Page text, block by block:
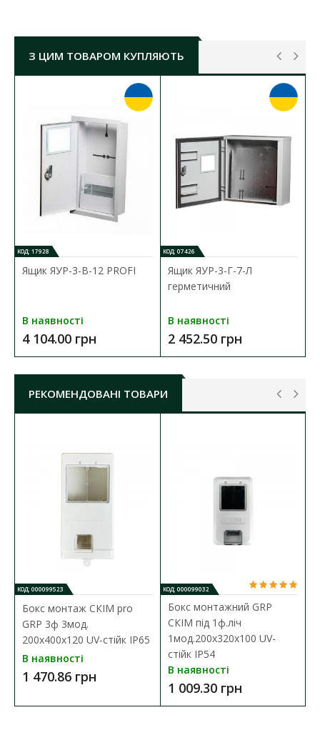
Матеріал корпусу:метал
Колір корпусу:білий
Габаритні розміри ГхШхВ:
Ступінь захисту:
IP54
З ЦИМ ТОВАРОМ КУПЛЯЮТЬ
КОД: 17928
Ящик ЯУР-3-В-12 PROFI
В наявності
4 104.00 грн
КОД: 07426
Ящик ЯУР-3-Г-7-Л
герметичний
В наявності
2 452.50 грн
РЕКОМЕНДОВАНІ ТОВАРИ
КОД: 000099523
Бокс монтаж СКІМ pro
GRP 3ф 3мод.
200х400х120 UV-стійк IP65
В наявності
1 470.86 грн
КОД: 000099032
Бокс монтажний GRP
СКІМ під 1ф.ліч
1мод.200х320х100 UV-
стійк IP54
В наявності
1 009.30 грн